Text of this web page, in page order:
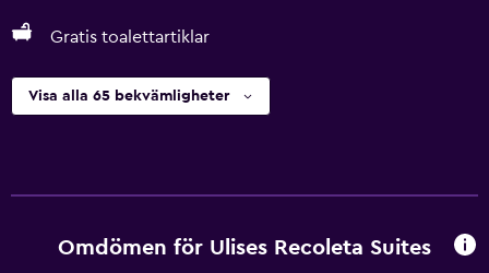
Gratis toalettartiklar
Visa alla 65 bekvämligheter
Omdömen för Ulises Recoleta Suites